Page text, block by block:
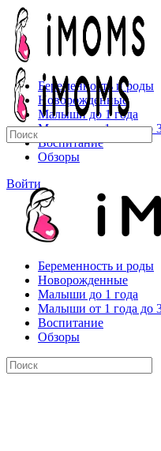
Toggle
Side
Panel
Беременность и роды
Новорожденные
Малыши до 1 года
Малыши от 1 года до
Воспитание
Обзоры
More
options
Войти
Искать:
Беременность и роды
Новорожденные
Малыши до 1 года
Малыши от 1 года до
Воспитание
Обзоры
Искать: